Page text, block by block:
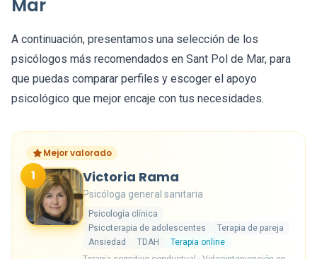
Mar
A continuación, presentamos una selección de los
psicólogos más recomendados en Sant Pol de Mar, para
que puedas comparar perfiles y escoger el apoyo
psicológico que mejor encaje con tus necesidades.
Mejor valorado
1 Victoria Rama
Psicóloga general sanitaria
Psicología clínica
Psicoterapia de adolescentes
Terapia de pareja
Ansiedad
TDAH
Terapia online